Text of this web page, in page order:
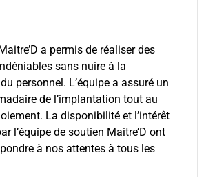
a permis de réaliser des
sans nuire à la
personnel. L’équipe a assuré un
de l’implantation tout au
La disponibilité et l’intérêt
l’équipe de soutien Maitre’D ont
à nos attentes à tous les